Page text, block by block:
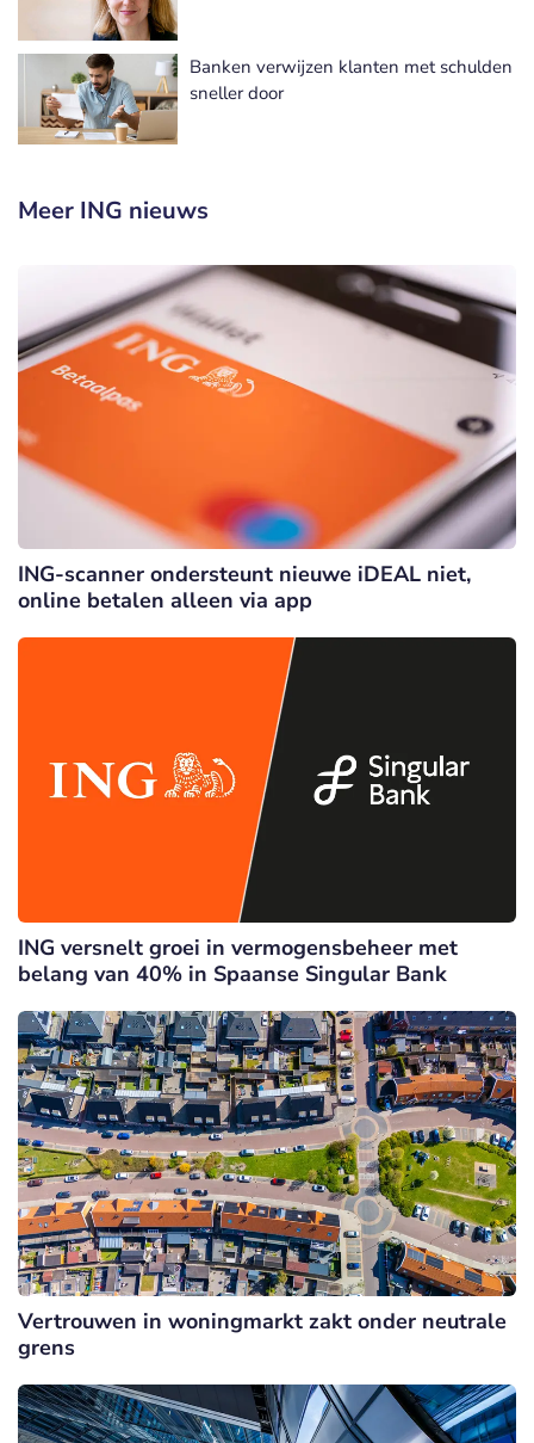
Banken verwijzen klanten met schulden
sneller door
Meer ING nieuws
ING-scanner ondersteunt nieuwe iDEAL niet,
online betalen alleen via app
ING versnelt groei in vermogensbeheer met
belang van 40% in Spaanse Singular Bank
Vertrouwen in woningmarkt zakt onder neutrale
grens